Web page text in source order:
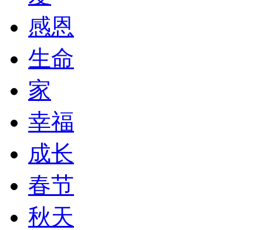
感恩
生命
家
幸福
成长
春节
秋天